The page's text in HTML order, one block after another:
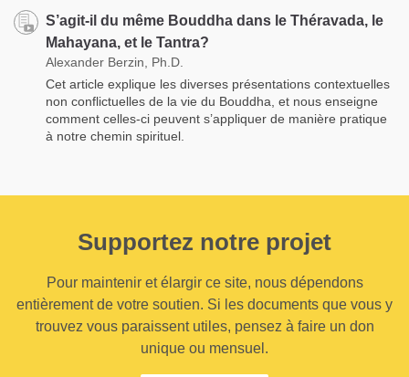
S’agit-il du même Bouddha dans le Théravada, le
Mahayana, et le Tantra?
Alexander Berzin, Ph.D.
Cet article explique les diverses présentations contextuelles
non conflictuelles de la vie du Bouddha, et nous enseigne
comment celles-ci peuvent s’appliquer de manière pratique
à notre chemin spirituel.
Supportez notre projet
Pour maintenir et élargir ce site, nous dépendons
entièrement de votre soutien. Si les documents que vous y
trouvez vous paraissent utiles, pensez à faire un don
unique ou mensuel.